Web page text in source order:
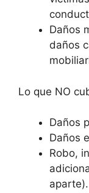
Daños
daños
Lo que NO
Daños
Daños
Robo,
aparte).